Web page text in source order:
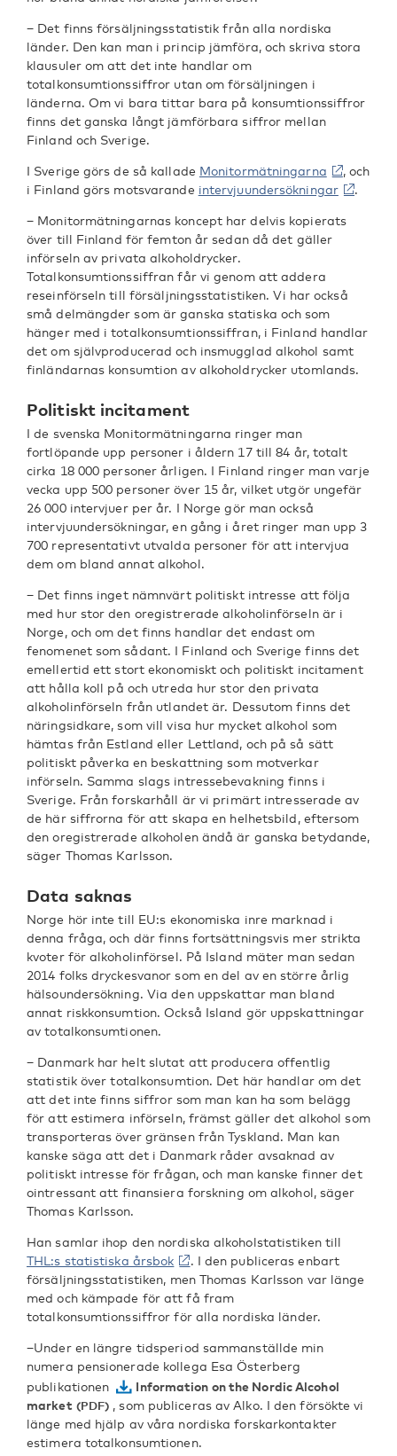
− Det finns försäljningsstatistik från alla nordiska
länder. Den kan man i princip jämföra, och skriva stora
klausuler om att det inte handlar om
totalkonsumtionssiffror utan om försäljningen i
länderna. Om vi bara tittar bara på konsumtionssiffror
finns det ganska långt jämförbara siffror mellan
Finland och Sverige.
I Sverige görs de så kallade Monitormätningarna
, och
i Finland görs motsvarande intervjuundersökningar .
− Monitormätningarnas koncept har delvis kopierats
över till Finland för femton år sedan då det gäller
införseln av privata alkoholdrycker.
Totalkonsumtionssiffran får vi genom att addera
reseinförseln till försäljningsstatistiken. Vi har också
små delmängder som är ganska statiska och som
hänger med i totalkonsumtionssiffran, i Finland handlar
det om självproducerad och insmugglad alkohol samt
finländarnas konsumtion av alkoholdrycker utomlands.
Politiskt incitament
I de svenska Monitormätningarna ringer man
fortlöpande upp personer i åldern 17 till 84 år, totalt
cirka 18 000 personer årligen. I Finland ringer man varje
vecka upp 500 personer över 15 år, vilket utgör ungefär
26 000 intervjuer per år. I Norge gör man också
intervjuundersökningar, en gång i året ringer man upp 3
700 representativt utvalda personer för att intervjua
dem om bland annat alkohol.
− Det finns inget nämnvärt politiskt intresse att följa
med hur stor den oregistrerade alkoholinförseln är i
Norge, och om det finns handlar det endast om
fenomenet som sådant. I Finland och Sverige finns det
emellertid ett stort ekonomiskt och politiskt incitament
att hålla koll på och utreda hur stor den privata
alkoholinförseln från utlandet är. Dessutom finns det
näringsidkare, som vill visa hur mycket alkohol som
hämtas från Estland eller Lettland, och på så sätt
politiskt påverka en beskattning som motverkar
införseln. Samma slags intressebevakning finns i
Sverige. Från forskarhåll är vi primärt intresserade av
de här siffrorna för att skapa en helhetsbild, eftersom
den oregistrerade alkoholen ändå är ganska betydande,
säger Thomas Karlsson.
Data saknas
Norge hör inte till EU:s ekonomiska inre marknad i
denna fråga, och där finns fortsättningsvis mer strikta
kvoter för alkoholinförsel. På Island mäter man sedan
2014 folks dryckesvanor som en del av en större årlig
hälsoundersökning. Via den uppskattar man bland
annat riskkonsumtion. Också Island gör uppskattningar
av totalkonsumtionen.
− Danmark har helt slutat att producera offentlig
statistik över totalkonsumtion. Det här handlar om det
att det inte finns siffror som man kan ha som belägg
för att estimera införseln, främst gäller det alkohol som
transporteras över gränsen från Tyskland. Man kan
kanske säga att det i Danmark råder avsaknad av
politiskt intresse för frågan, och man kanske finner det
ointressant att finansiera forskning om alkohol, säger
Thomas Karlsson.
Han samlar ihop den nordiska alkoholstatistiken till
THL:s statistiska årsbok
. I den publiceras enbart
försäljningsstatistiken, men Thomas Karlsson var länge
med och kämpade för att få fram
totalkonsumtionssiffror för alla nordiska länder.
−Under en längre tidsperiod sammanställde min
numera pensionerade kollega Esa Österberg
publikationen
Information on the Nordic Alcohol
market
, som publiceras av Alko. I den försökte vi
länge med hjälp av våra nordiska forskarkontakter
estimera totalkonsumtionen.